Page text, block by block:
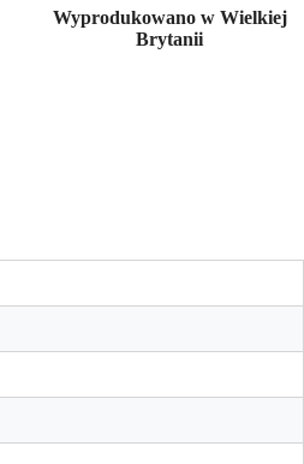
Wyprodukowano w Wielkiej
Brytanii